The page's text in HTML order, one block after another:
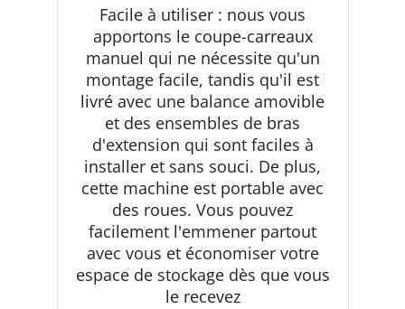
Facile à utiliser : nous vous
apportons le coupe-carreaux
manuel qui ne nécessite qu'un
montage facile, tandis qu'il est
livré avec une balance amovible
et des ensembles de bras
d'extension qui sont faciles à
installer et sans souci. De plus,
cette machine est portable avec
des roues. Vous pouvez
facilement l'emmener partout
avec vous et économiser votre
espace de stockage dès que vous
le recevez